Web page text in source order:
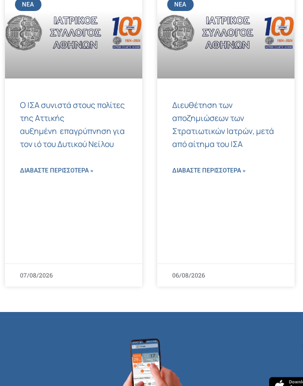
ΝΈΑ
Ο ΙΣΑ συνιστά στους πολίτες
της Αττικής
αυξημένη επαγρύπνηση για
τον ιό του Δυτικού Νείλου
ΔΙΑΒΑΣΤΕ ΠΕΡΙΣΣΌΤΕΡΑ »
07/08/2026
ΝΈΑ
Διευθέτηση των
αποζημιώσεων των
Στρατιωτικών Ιατρών, μετά
από αίτημα του ΙΣΑ
ΔΙΑΒΑΣΤΕ ΠΕΡΙΣΣΌΤΕΡΑ »
06/08/2026